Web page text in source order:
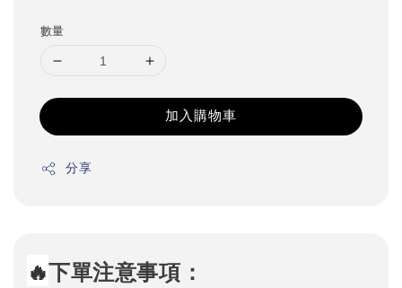
數量
加入購物車
分享
🔥下單注意事項：